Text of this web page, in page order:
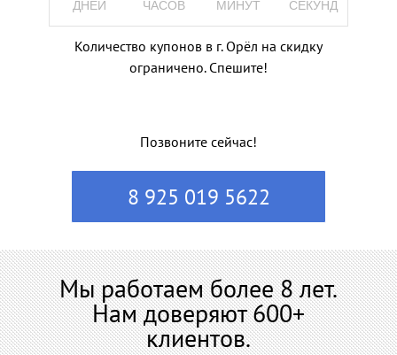
ДНЕЙ ЧАСОВ МИНУТ СЕКУНД
Количество купонов в г. Орёл на скидку
ограничено. Спешите!
Позвоните сейчас!
8 925 019 5622
Мы работаем более 8 лет.
Нам доверяют 600+
клиентов.